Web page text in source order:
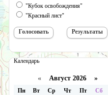
"Кубок освобождения"
"Красный лист"
Календарь
« Август 2026 »
Пн Вт Ср Чт Пт Сб